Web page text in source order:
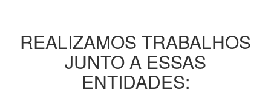
REALIZAMOS TRABALHOS
JUNTO A ESSAS
ENTIDADES: